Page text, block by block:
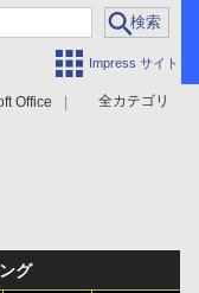
Impress サイト
全カテゴリ
Office
グ